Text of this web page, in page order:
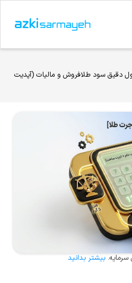
دقیق سود طلافروش و مالیات (آپدیت
سرمایه.بیشتر بدانید